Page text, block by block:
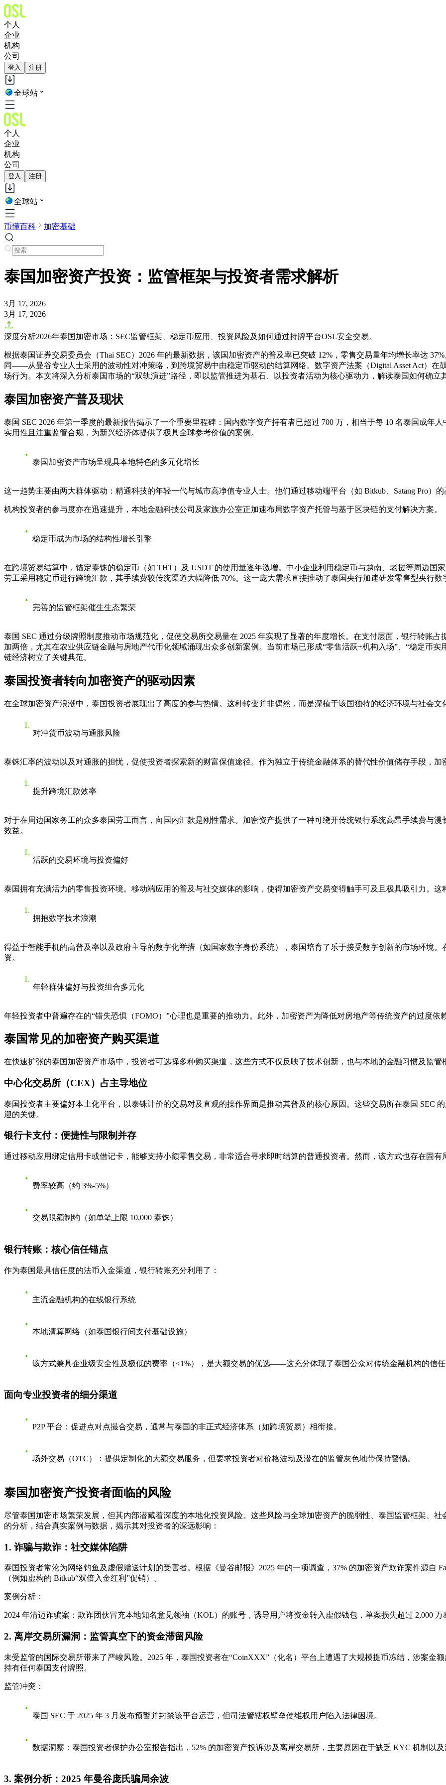
个人
企业
机构
公司
登入 注册
全球站
个人
企业
机构
公司
登入 注册
全球站
币懂百科 加密基础
泰国加密资产投资：监管框架与投资者需求解析
3月 17, 2026
3月 17, 2026
深度分析2026年泰国加密市场：SEC监管框架、稳定币应用、投资风险及如何通过持牌平台OSL安全交易。
根据泰国证券交易委员会（Thai SEC）2026 年的最新数据，该国加密资产的普及率已突破 12%，零售交易量年均增长率达
同——从曼谷专业人士采用的波动性对冲策略，到跨境贸易中由稳定币驱动的结算网络。数字资产法案（Digital Asset Act）在
场行为。本文将深入分析泰国市场的“双轨演进”路径，即以监管推进为基石、以投资者活动为核心驱动力，解读泰国如何确
泰国加密资产普及现状
泰国 SEC 2026 年第一季度的最新报告揭示了一个重要里程碑：国内数字资产持有者已超过 700 万，相当于每 10 名泰国成年
实用性且注重监管合规，为新兴经济体提供了极具全球参考价值的案例。
泰国加密资产市场呈现具本地特色的多元化增长
这一趋势主要由两大群体驱动：精通科技的年轻一代与城市高净值专业人士。他们通过移动端平台（如 Bitkub、Satang Pro）
机构投资者的参与度亦在迅速提升，本地金融科技公司及家族办公室正加速布局数字资产托管与基于区块链的支付解决方案。
稳定币成为市场的结构性增长引擎
在跨境贸易结算中，锚定泰铢的稳定币（如 THT）及 USDT 的使用量逐年激增。中小企业利用稳定币与越南、老挝等周边国
劳工采用稳定币进行跨境汇款，其手续费较传统渠道大幅降低 70%。这一庞大需求直接推动了泰国央行加速研发零售型央行数
完善的监管框架催生生态繁荣
泰国 SEC 通过分级牌照制度推动市场规范化，促使交易所交易量在 2025 年实现了显著的年度增长。在支付层面，银行转账
加两倍，尤其在农业供应链金融与房地产代币化领域涌现出众多创新案例。当前市场已形成“零售活跃+机构入场”、“稳定币
链经济树立了关键典范。
泰国投资者转向加密资产的驱动因素
在全球加密资产浪潮中，泰国投资者展现出了高度的参与热情。这种转变并非偶然，而是深植于该国独特的经济环境与社会
对冲货币波动与通胀风险
泰铢汇率的波动以及对通胀的担忧，促使投资者探索新的财富保值途径。作为独立于传统金融体系的替代性价值储存手段，
提升跨境汇款效率
对于在周边国家务工的众多泰国劳工而言，向国内汇款是刚性需求。加密资产提供了一种可绕开传统银行系统高昂手续费与
效益。
活跃的交易环境与投资偏好
泰国拥有充满活力的零售投资环境。移动端应用的普及与社交媒体的影响，使得加密资产交易变得触手可及且极具吸引力。
拥抱数字技术浪潮
得益于智能手机的高普及率以及政府主导的数字化举措（如国家数字身份系统），泰国培育了乐于接受数字创新的市场环境
资。
年轻群体偏好与投资组合多元化
年轻投资者中普遍存在的“错失恐惧（FOMO）”心理也是重要的推动力。此外，加密资产为降低对房地产等传统资产的过度
泰国常见的加密资产购买渠道
在快速扩张的泰国加密资产市场中，投资者可选择多种购买渠道，这些方式不仅反映了技术创新，也与本地的金融习惯及监管
中心化交易所（CEX）占主导地位
泰国投资者主要偏好本土化平台，以泰铢计价的交易对及直观的操作界面是推动其普及的核心原因。这些交易所在泰国
迎的关键。
银行卡支付：便捷性与限制并存
通过移动应用绑定信用卡或借记卡，能够支持小额零售交易，非常适合寻求即时结算的普通投资者。然而，该方式也存在固有
费率较高（约 3%-5%）
交易限额制约（如单笔上限 10,000 泰铢）
银行转账：核心信任锚点
作为泰国最具信任度的法币入金渠道，银行转账充分利用了：
主流金融机构的在线银行系统
本地清算网络（如泰国银行间支付基础设施）
该方式兼具企业级安全性及极低的费率（<1%），是大额交易的优选——这充分体现了泰国公众对传统金融机构的信
面向专业投资者的细分渠道
P2P 平台 ：促进点对点撮合交易，通常与泰国的非正式经济体系（如跨境贸易）相衔接。
场外交易（OTC） ：提供定制化的大额交易服务，但要求投资者对价格波动及潜在的监管灰色地带保持警惕。
泰国加密资产投资者面临的风险
尽管泰国加密市场繁荣发展，但其内部潜藏着深度的本地化投资风险。这些风险与全球加密资产的脆弱性、泰国监管框架、
的分析，结合真实案例与数据，揭示其对投资者的深远影响：
1. 诈骗与欺诈：社交媒体陷阱
泰国投资者常沦为网络钓鱼及虚假赠送计划的受害者。根据《曼谷邮报》2025 年的一项调查，37% 的加密资产欺诈案件源自
（例如虚构的 Bitkub“双倍入金红利”促销）。
案例分析：
2024 年清迈诈骗案：欺诈团伙冒充本地知名意见领袖（KOL）的账号，诱导用户将资金转入虚假钱包，单案损失超过 2,000
2. 离岸交易所漏洞：监管真空下的资金滞留风险
未受监管的国际交易所带来了严峻风险。2025 年，泰国投资者在“CoinXXX”（化名）平台上遭遇了大规模提币冻结，涉案金
持有任何泰国支付牌照。
监管冲突：
泰国 SEC 于 2025 年 3 月发布预警并封禁该平台运营，但司法管辖权壁垒使维权用户陷入法律困境。
数据洞察：泰国投资者保护办公室报告指出，52% 的加密资产投诉涉及离岸交易所，主要原因在于缺乏 KYC 机制以
3. 案例分析：2025 年曼谷庞氏骗局余波